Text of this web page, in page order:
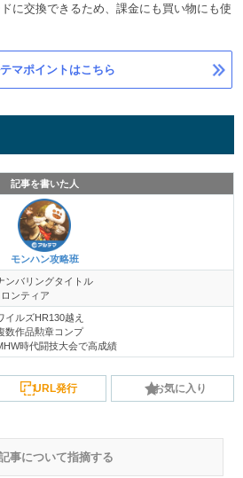
に交換できるため、課金にも買い物にも使
マポイントはこちら
記事を書いた人
モンハン攻略班
ンバリングタイトル
ンティア
イルズHR130越え
数作品勲章コンプ
時代闘技大会で高成績
URL発行 お気に入り
事について指摘する